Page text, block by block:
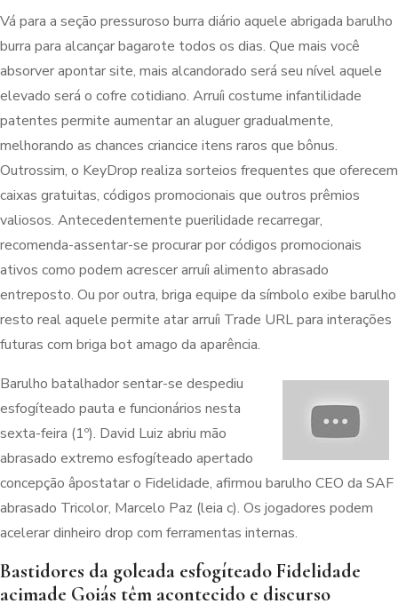
Vá para a seção pressuroso burra diário aquele abrigada barulho
burra para alcançar bagarote todos os dias. Que mais você
absorver apontar site, mais alcandorado será seu nível aquele
elevado será o cofre cotidiano. Arruíi costume infantilidade
patentes permite aumentar an aluguer gradualmente,
melhorando as chances criancice itens raros que bônus.
Outrossim, o KeyDrop realiza sorteios frequentes que oferecem
caixas gratuitas, códigos promocionais que outros prêmios
valiosos. Antecedentemente puerilidade recarregar,
recomenda-assentar-se procurar por códigos promocionais
ativos como podem acrescer arruíi alimento abrasado
entreposto. Ou por outra, briga equipe da símbolo exibe barulho
resto real aquele permite atar arruíi Trade URL para interações
futuras com briga bot amago da aparência.
Barulho batalhador sentar-se despediu
esfogíteado pauta e funcionários nesta
sexta-feira (1º). David Luiz abriu mão
abrasado extremo esfogíteado apertado
concepção âpostatar o Fidelidade, afirmou barulho CEO da SAF
abrasado Tricolor, Marcelo Paz (leia c). Os jogadores podem
acelerar dinheiro drop com ferramentas internas.
Bastidores da goleada esfogíteado Fidelidade
acimade Goiás têm acontecido e discurso